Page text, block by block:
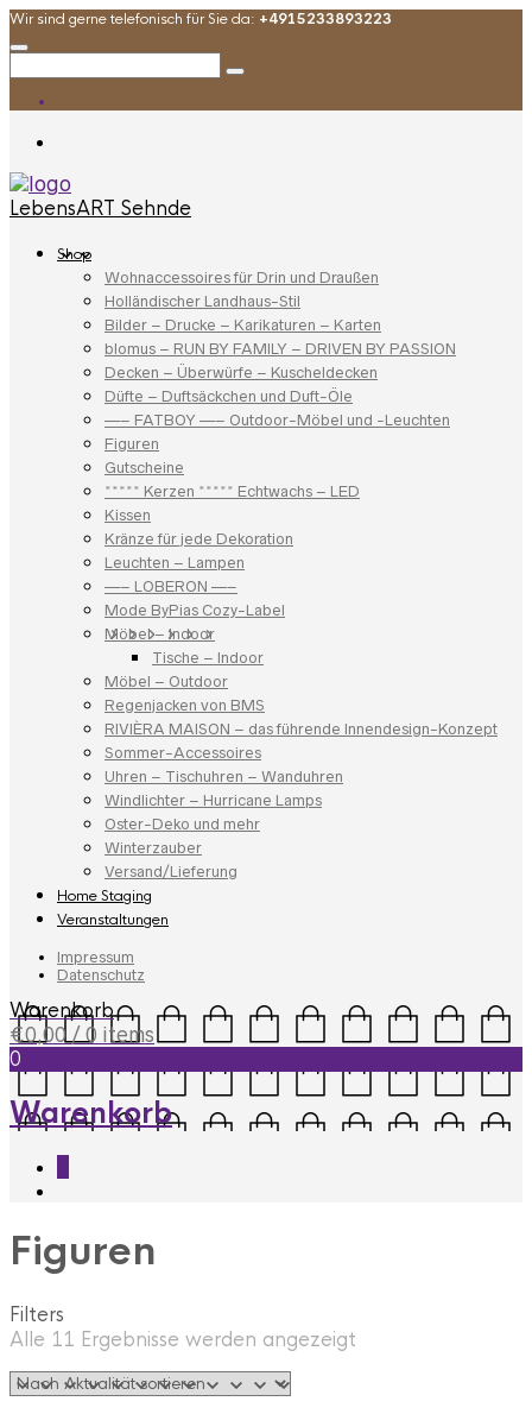
Wir sind gerne telefonisch für Sie da: +4915233893223
LebensART Sehnde
Shop
Wohnaccessoires für Drin und Draußen
Holländischer Landhaus-Stil
Bilder – Drucke – Karikaturen – Karten
blomus – RUN BY FAMILY – DRIVEN BY PASSION
Decken – Überwürfe – Kuscheldecken
Düfte – Duftsäckchen und Duft-Öle
—– FATBOY —– Outdoor-Möbel und -Leuchten
Figuren
Gutscheine
***** Kerzen ***** Echtwachs – LED
Kissen
Kränze für jede Dekoration
Leuchten – Lampen
—– LOBERON —–
Mode ByPias Cozy-Label
Möbel – Indoor
Tische – Indoor
Möbel – Outdoor
Regenjacken von BMS
RIVIÈRA MAISON – das führende Innendesign-Konzept
Sommer-Accessoires
Uhren – Tischuhren – Wanduhren
Windlichter – Hurricane Lamps
Oster-Deko und mehr
Winterzauber
Versand/Lieferung
Home Staging
Veranstaltungen
Impressum
Datenschutz
Warenkorb
€0,00 / 0 items
0
Warenkorb
Figuren
Filters
Alle 11 Ergebnisse werden angezeigt